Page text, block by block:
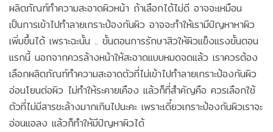
ผลิตภัณฑ์ทำความสะอาดผิวหน้า ถ้าเลือกได้ไม่ดี อาจจะเหมือน
เป็นการเข้าไปทำลายเกราะป้องกันผิว อาจจะทำให้เรามีปัญหาหาผิว
เพิ่มขึ้นได้ เพราะฉะนั้น .. ขั้นตอนการรักษาสิวให้ผิวแข็งแรงขั้นตอน
แรกนี้ นอกจากควรล้างหน้าให้สะอาดแบบหมดจดแล้ว เราควรต้อง
เลือกผลิตภัณฑ์ทำความสะอาดตัวที่ไม่เข้าไปทำลายเกราะป้องกันผิว
อ่อนโยนต่อผิว ไม่ทำให้ระคายเคือง แล้วก็ที่สำคัญคือ ควรเลือกใช้
ตัวที่ไม่มีสารชะล้างมากเกินไปนะคะ เพราะเดี๋ยวเกราะป้องกันผิวเราจะ
อ่อนแอลง แล้วก็ทำให้มีปัญหาผิวได้